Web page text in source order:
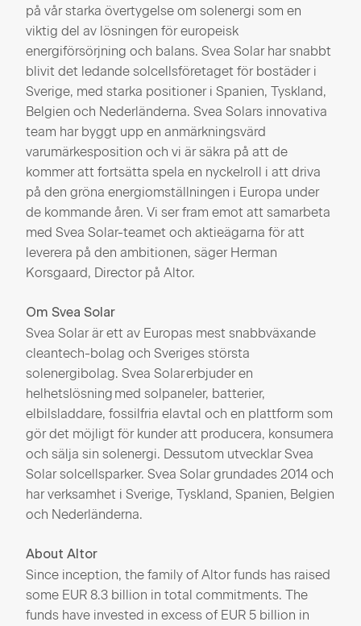
på vår starka övertygelse om solenergi som en
viktig del av lösningen för europeisk
energiförsörjning och balans. Svea Solar har snabbt
blivit det ledande solcellsföretaget för bostäder i
Sverige, med starka positioner i Spanien, Tyskland,
Belgien och Nederländerna. Svea Solars innovativa
team har byggt upp en anmärkningsvärd
varumärkesposition och vi är säkra på att de
kommer att fortsätta spela en nyckelroll i att driva
på den gröna energiomställningen i Europa under
de kommande åren. Vi ser fram emot att samarbeta
med Svea Solar-teamet och aktieägarna för att
leverera på den ambitionen, säger Herman
Korsgaard, Director på Altor.
Om Svea Solar
Svea Solar är ett av Europas mest snabbväxande
cleantech-bolag och Sveriges största
solenergibolag. Svea Solar erbjuder en
helhetslösning med solpaneler, batterier,
elbilsladdare, fossilfria elavtal och en plattform som
gör det möjligt för kunder att producera, konsumera
och sälja sin solenergi. Dessutom utvecklar Svea
Solar solcellsparker. Svea Solar grundades 2014 och
har verksamhet i Sverige, Tyskland, Spanien, Belgien
och Nederländerna.
About Altor
Since inception, the family of Altor funds has raised
some EUR 8.3 billion in total commitments. The
funds have invested in excess of EUR 5 billion in